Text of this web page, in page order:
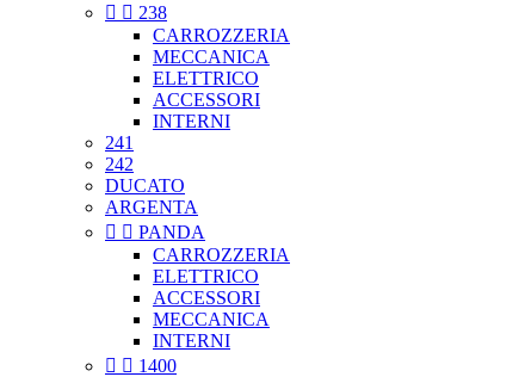
  238
CARROZZERIA
MECCANICA
ELETTRICO
ACCESSORI
INTERNI
241
242
DUCATO
ARGENTA
  PANDA
CARROZZERIA
ELETTRICO
ACCESSORI
MECCANICA
INTERNI
  1400